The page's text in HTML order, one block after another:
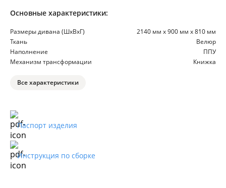
Основные характеристики:
Размеры дивана (ШхВхГ)
2140 мм х 900 мм х 810 мм
Ткань
Велюр
Наполнение
ППУ
Механизм трансформации
Книжка
Все характеристики
Паспорт изделия
Инструкция по сборке